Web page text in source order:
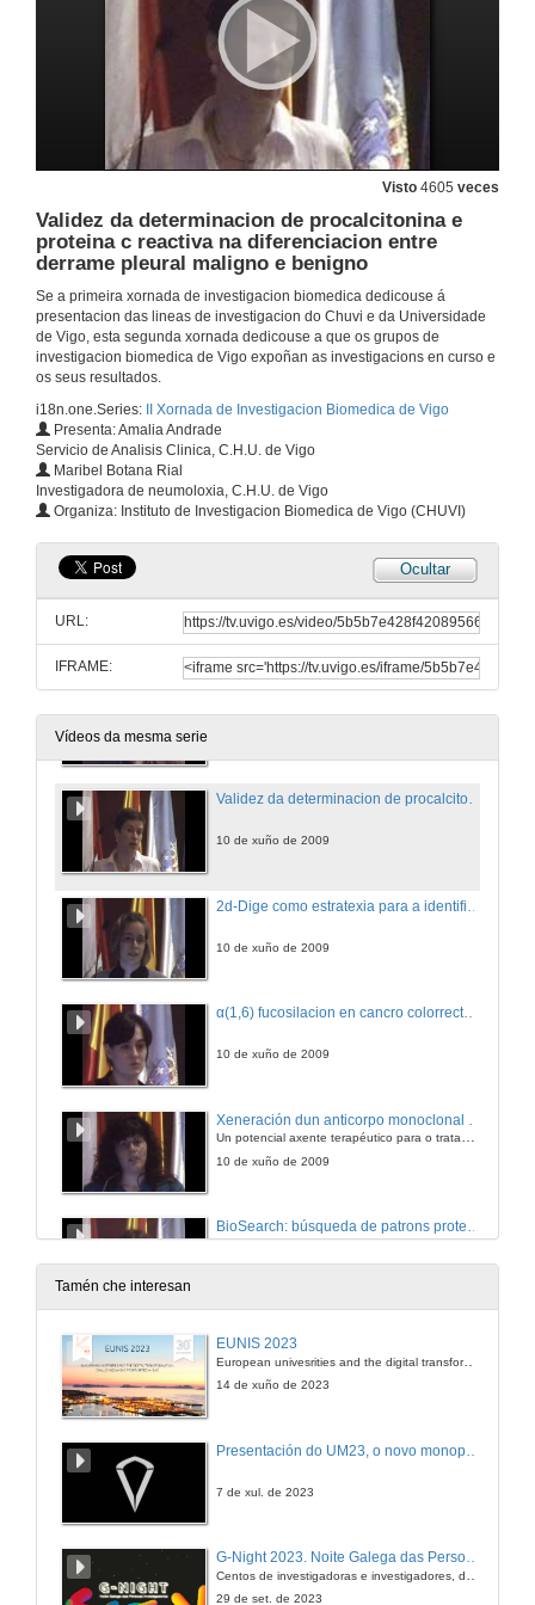
Visto 4605 veces
Validez da determinacion de procalcitonina e
proteina c reactiva na diferenciacion entre
derrame pleural maligno e benigno
Se a primeira xornada de investigacion biomedica dedicouse á
presentacion das lineas de investigacion do Chuvi e da Universidade
de Vigo, esta segunda xornada dedicouse a que os grupos de
investigacion biomedica de Vigo expoñan as investigacions en curso e
os seus resultados.
i18n.one.Series:
II Xornada de Investigacion Biomedica de Vigo
Presenta: Amalia Andrade
Servicio de Analisis Clinica, C.H.U. de Vigo
Maribel Botana Rial
Investigadora de neumoloxia, C.H.U. de Vigo
Organiza: Instituto de Investigacion Biomedica de Vigo (CHUVI)
Ocultar
URL:
IFRAME:
Vídeos da mesma serie
10 de xuño de 2009
Turno de preguntas
10 de xuño de 2009
10 de xuño de 2009
10 de xuño de 2009
Manifestacions autoinmunes en pacentes con enfermidade de Kikuchi-Fujimoto.
10 de xuño de 2009
O locus xenético das cadeas pesadas das inmunoglobulinas no reptil Anolis Carolinensiso.
Validez da determinacion de procalcitonina e proteina c reactiva na diferenciacion entre derrame pleural maligno e benigno
10 de xuño de 2009
10 de xuño de 2009
α(1,6) fucosilacion en cancro colorrectal humano
10 de xuño de 2009
Un potencial axente terapéutico para o tratamento de neoplasias hematolóxicas
10 de xuño de 2009
BioSearch: búsqueda de patrons proteicos asociados a distintos tipos de cancro.
10 de xuño de 2009
Tamén che interesan
EUNIS 2023
European univesrities and the digital transformation: challenges and opportunities ahead
14 de xuño de 2023
7 de xul. de 2023
G-Night 2023. Noite Galega das Persoas Investigadoras. Conciencias creativas
29 de set. de 2023